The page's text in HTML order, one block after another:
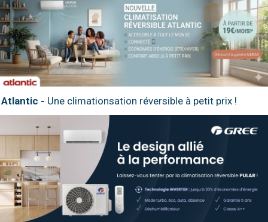
Atlantic - Une climationsation réversible à petit prix !